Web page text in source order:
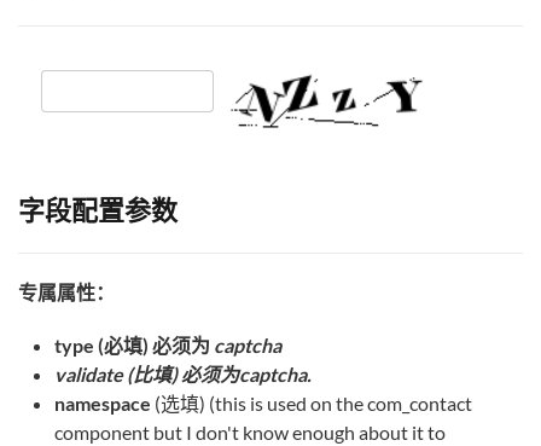
字段配置参数
专属属性：
type (必填) 必须为 captcha
validate (比填) 必须为captcha.
namespace (选填) (this is used on the com_contact
component but I don't know enough about it to